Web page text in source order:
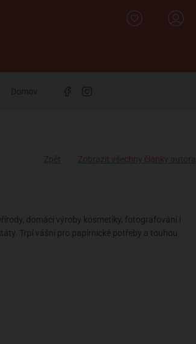
Domov
Zpět Zobrazit všechny články autora
domácí výroby kosmetiky, fotografování i
Trpí vášní pro papírnické potřeby a touhou